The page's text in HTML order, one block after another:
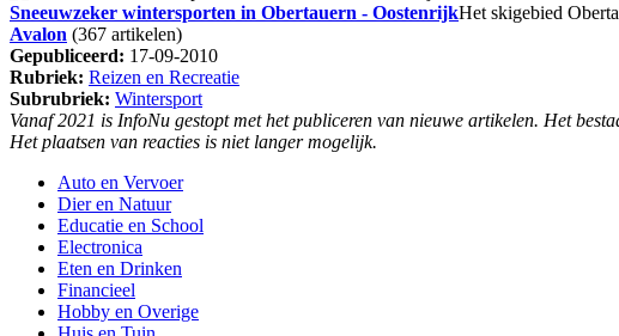
Sneeuwzeker wintersporten in Obertauern - OostenrijkHet skigebied
Avalon (367 artikelen)
Gepubliceerd: 17-09-2010
Rubriek: Reizen en Recreatie
Subrubriek: Wintersport
Vanaf 2021 is InfoNu gestopt met het publiceren van nieuwe artikelen. Het
Het plaatsen van reacties is niet langer mogelijk.
Auto en Vervoer
Dier en Natuur
Educatie en School
Electronica
Eten en Drinken
Financieel
Hobby en Overige